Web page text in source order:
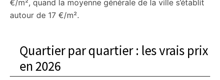
€/m², quand la moyenne générale de la ville s’établit
autour de 17 €/m².
Quartier par quartier : les vrais prix
en 2026